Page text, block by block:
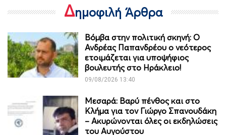
Δημοφιλή Άρθρα
Βόμβα στην πολιτική σκηνή: Ο
Ανδρέας Παπανδρέου ο νεότερος
ετοιμάζεται για υποψήφιος
βουλευτής στο Ηράκλειο!
09/08/2026 13:40
Μεσαρά: Βαρύ πένθος και στο
Κλήμα για τον Γιώργο Σπανουδάκη
– Ακυρώνονται όλες οι εκδηλώσεις
του Αυγούστου